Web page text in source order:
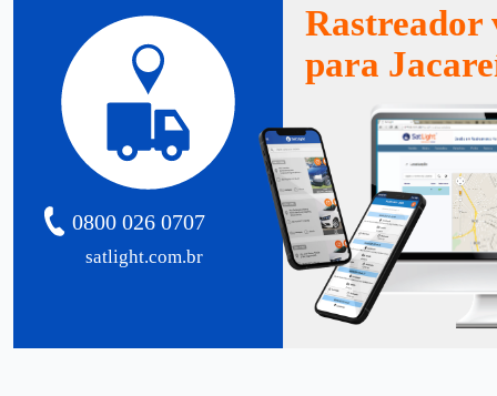
satlight.com.br
0800 026 0707
Rastreador
para